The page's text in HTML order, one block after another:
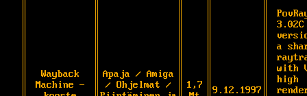
Wayback
Machine -
Apaja / Amiga
/ Ohjelmat /
1,7
9.12.1997
a
with
high